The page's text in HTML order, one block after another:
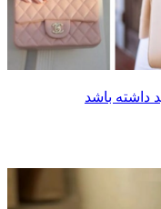
داشته باشد